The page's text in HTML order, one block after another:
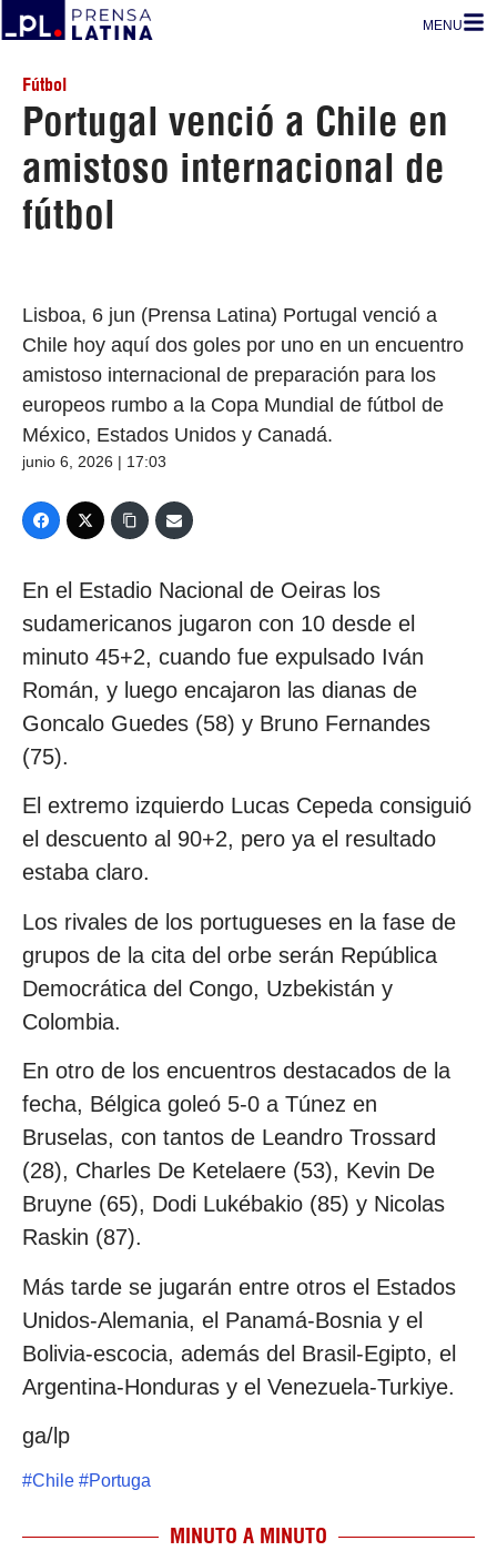
MENU
Fútbol
Portugal venció a Chile en
amistoso internacional de
fútbol
Lisboa, 6 jun (Prensa Latina) Portugal venció a
Chile hoy aquí dos goles por uno en un encuentro
amistoso internacional de preparación para los
europeos rumbo a la Copa Mundial de fútbol de
México, Estados Unidos y Canadá.
junio 6, 2026 | 17:03
En el Estadio Nacional de Oeiras los
sudamericanos jugaron con 10 desde el
minuto 45+2, cuando fue expulsado Iván
Román, y luego encajaron las dianas de
Goncalo Guedes (58) y Bruno Fernandes
(75).
El extremo izquierdo Lucas Cepeda consiguió
el descuento al 90+2, pero ya el resultado
estaba claro.
Los rivales de los portugueses en la fase de
grupos de la cita del orbe serán República
Democrática del Congo, Uzbekistán y
Colombia.
En otro de los encuentros destacados de la
fecha, Bélgica goleó 5-0 a Túnez en
Bruselas, con tantos de Leandro Trossard
(28), Charles De Ketelaere (53), Kevin De
Bruyne (65), Dodi Lukébakio (85) y Nicolas
Raskin (87).
Más tarde se jugarán entre otros el Estados
Unidos-Alemania, el Panamá-Bosnia y el
Bolivia-escocia, además del Brasil-Egipto, el
Argentina-Honduras y el Venezuela-Turkiye.
ga/lp
#Chile #Portuga
MINUTO A MINUTO